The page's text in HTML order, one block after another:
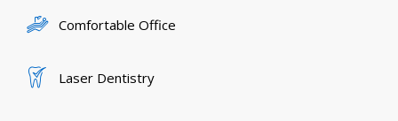
Comfortable Office
Laser Dentistry